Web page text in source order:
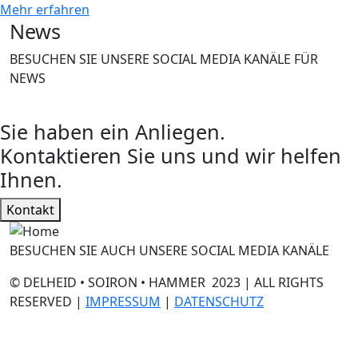
Mehr erfahren
News
BESUCHEN SIE UNSERE SOCIAL MEDIA KANÄLE FÜR
NEWS
Sie haben ein Anliegen.
Kontaktieren Sie uns und wir helfen
Ihnen.
Kontakt
BESUCHEN SIE AUCH UNSERE SOCIAL MEDIA KANÄLE
© DELHEID • SOIRON • HAMMER 2023 | ALL RIGHTS
RESERVED | IMPRESSUM | DATENSCHUTZ